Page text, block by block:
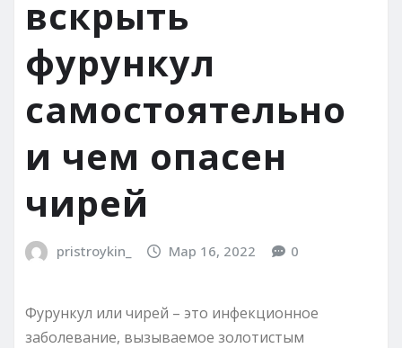
вскрыть
фурункул
самостоятельно
и чем опасен
чирей
pristroykin_ Мар 16, 2022 0
Фурункул или чирей – это инфекционное
заболевание, вызываемое золотистым